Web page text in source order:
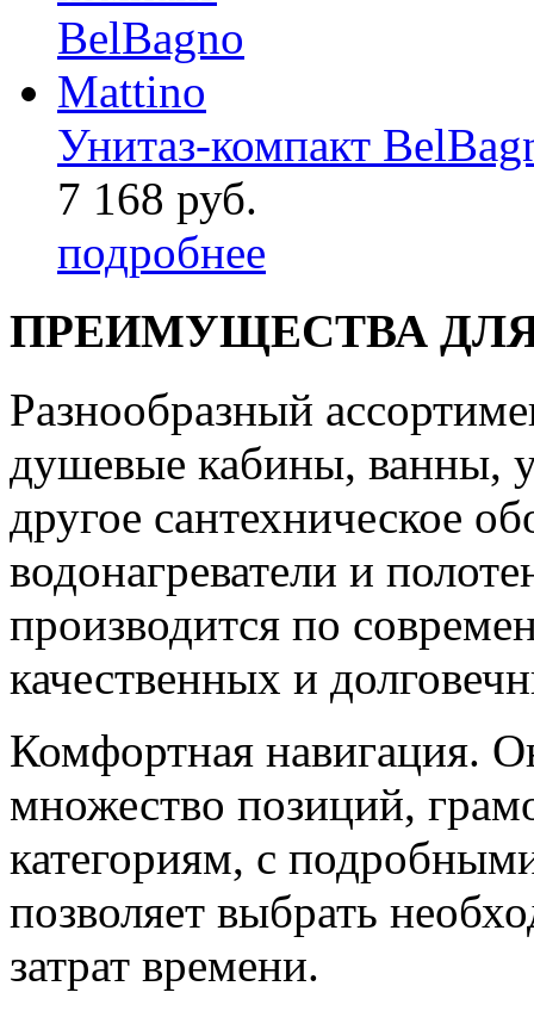
Унитаз-компакт
7 168 руб.
подробнее
ПРЕИМУЩЕСТВА
Разнообразный
душевые кабины, ванны,
другое сантехническое
водонагреватели и
производится по
качественных и
Комфортная навигация.
множество позиций,
категориям, с
позволяет выбрать
затрат времени.